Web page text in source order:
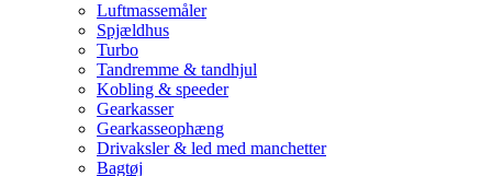
Luftmassemåler
Spjældhus
Turbo
Tandremme & tandhjul
Kobling & speeder
Gearkasser
Gearkasseophæng
Drivaksler & led med manchetter
Bagtøj